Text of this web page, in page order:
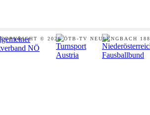
COPYRIGHT © 2026 ÖTB-TV NEULENGBACH